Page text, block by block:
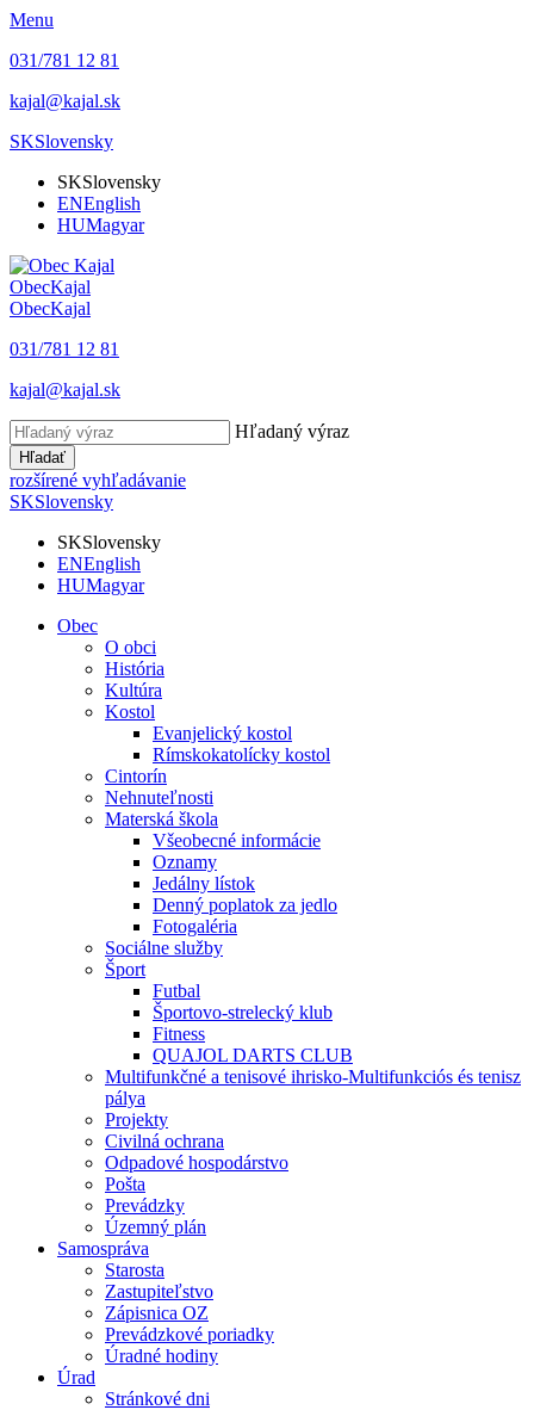
Menu
031/781 12 81
kajal@kajal.sk
SKSlovensky
SKSlovensky
ENEnglish
HUMagyar
ObecKajal
ObecKajal
031/781 12 81
kajal@kajal.sk
Hľadaný výraz
Hľadať
rozšírené vyhľadávanie
SKSlovensky
SKSlovensky
ENEnglish
HUMagyar
Obec
O obci
História
Kultúra
Kostol
Evanjelický kostol
Rímskokatolícky kostol
Cintorín
Nehnuteľnosti
Materská škola
Všeobecné informácie
Oznamy
Jedálny lístok
Denný poplatok za jedlo
Fotogaléria
Sociálne služby
Šport
Futbal
Športovo-strelecký klub
Fitness
QUAJOL DARTS CLUB
Multifunkčné a tenisové ihrisko-Multifunkciós és tenisz
pálya
Projekty
Civilná ochrana
Odpadové hospodárstvo
Pošta
Prevádzky
Územný plán
Samospráva
Starosta
Zastupiteľstvo
Zápisnica OZ
Prevádzkové poriadky
Úradné hodiny
Úrad
Stránkové dni